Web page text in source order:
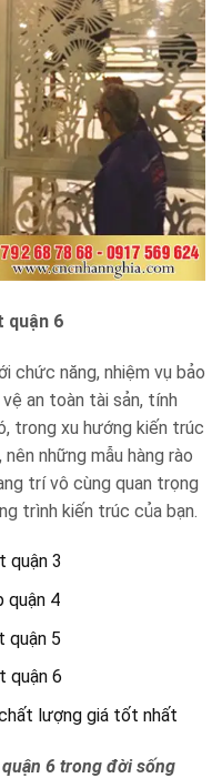
quận 6
chức năng, nhiệm vụ bảo
vệ an toàn tài sản, tính
trong xu hướng kiến trúc
những mẫu hàng rào
trí vô cùng quan trọng
trình kiến trúc của bạn.
quận 3
quận 4
quận 5
quận 6
lượng giá tốt nhất
6 trong đời sống